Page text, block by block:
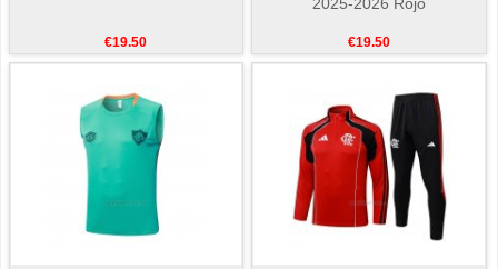
€19.50 €19.50